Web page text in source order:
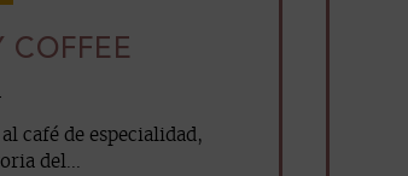
COFFEE
café de especialidad,
del...